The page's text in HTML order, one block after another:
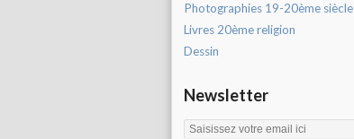
Photographies 19-20ème siècle
Livres 20ème religion
Dessin
Newsletter